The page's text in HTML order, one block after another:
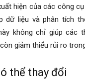
hiện của các công
dữ liệu và phân tích
không chỉ giúp các
giảm thiểu rủi ro
thể thay đổi